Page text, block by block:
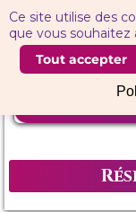
Ce site utilise des
que vous souhaitez
Tout accepter